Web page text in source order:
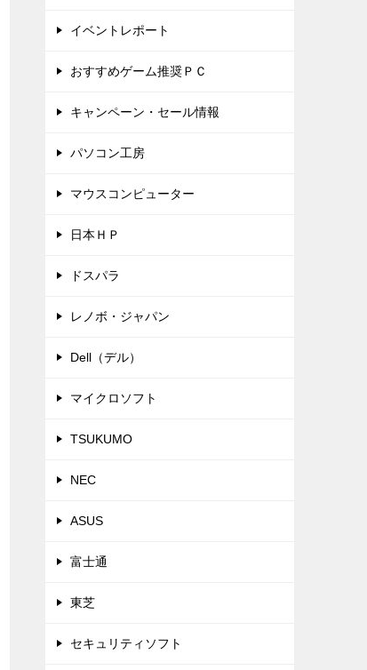
イベントレポート
おすすめゲーム推奨ＰＣ
キャンペーン・セール情報
パソコン工房
マウスコンピューター
日本ＨＰ
ドスパラ
レノボ・ジャパン
Dell（デル）
マイクロソフト
TSUKUMO
NEC
ASUS
富士通
東芝
セキュリティソフト